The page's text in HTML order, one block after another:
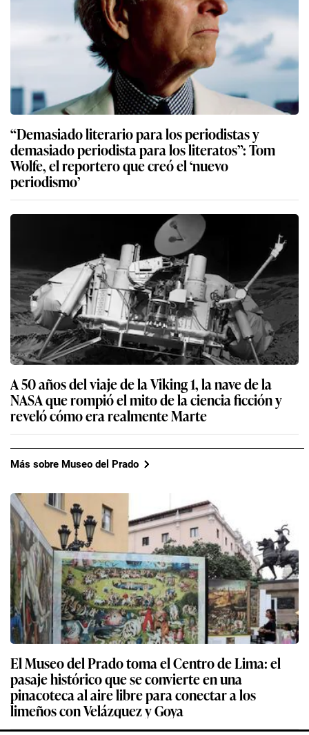
“Demasiado literario para los periodistas y
demasiado periodista para los literatos”: Tom
Wolfe, el reportero que creó el ‘nuevo
periodismo’
A 50 años del viaje de la Viking 1, la nave de la
NASA que rompió el mito de la ciencia ficción y
reveló cómo era realmente Marte
Más sobre Museo del Prado
El Museo del Prado toma el Centro de Lima: el
pasaje histórico que se convierte en una
pinacoteca al aire libre para conectar a los
limeños con Velázquez y Goya